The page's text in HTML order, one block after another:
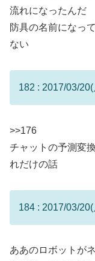
流れになったんだ
防具の名前になっ
ない
182 : 2017/03/
>>176
チャットの予測変
れだけの話
184 : 2017/03/
ああのロボットが